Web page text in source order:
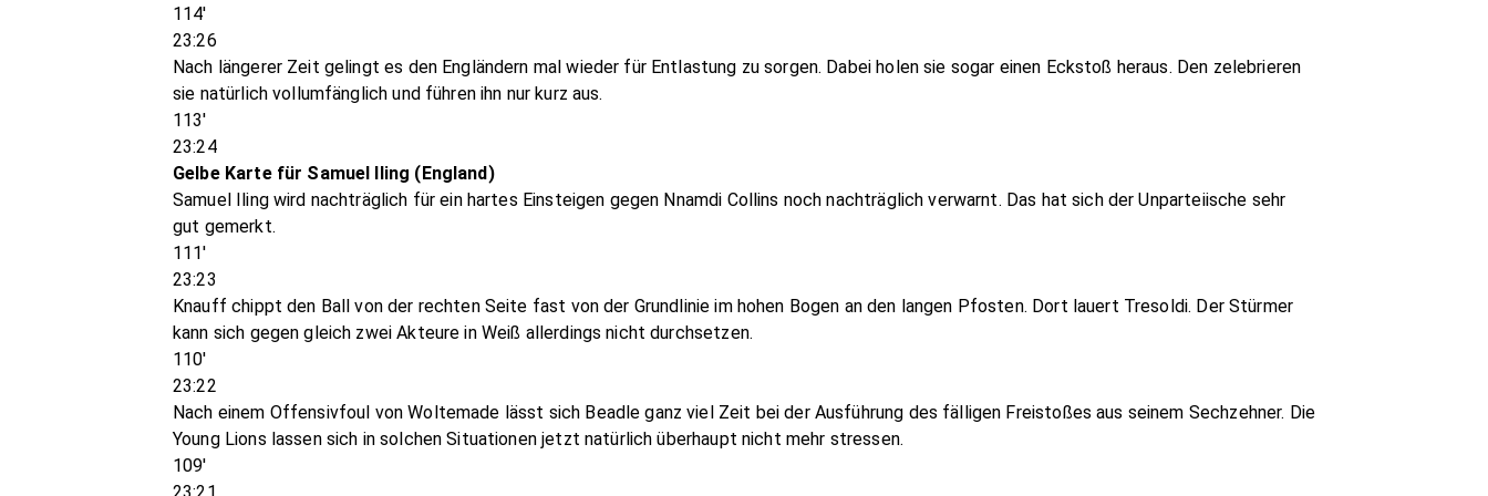
114'
23:26
Nach längerer Zeit gelingt es den Engländern mal wieder für Entlastung zu sorgen. Dabei holen sie sogar einen Eckstoß heraus. Den zelebrieren
sie natürlich vollumfänglich und führen ihn nur kurz aus.
113'
23:24
Gelbe Karte für Samuel Iling (England)
Samuel Iling wird nachträglich für ein hartes Einsteigen gegen Nnamdi Collins noch nachträglich verwarnt. Das hat sich der Unparteiische sehr
gut gemerkt.
111'
23:23
Knauff chippt den Ball von der rechten Seite fast von der Grundlinie im hohen Bogen an den langen Pfosten. Dort lauert Tresoldi. Der Stürmer
kann sich gegen gleich zwei Akteure in Weiß allerdings nicht durchsetzen.
110'
23:22
Nach einem Offensivfoul von Woltemade lässt sich Beadle ganz viel Zeit bei der Ausführung des fälligen Freistoßes aus seinem Sechzehner. Die
Young Lions lassen sich in solchen Situationen jetzt natürlich überhaupt nicht mehr stressen.
109'